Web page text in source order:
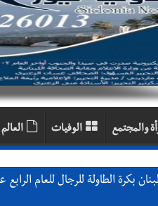
والمجتمع الوفيات
بكرة الطاولة للرجال للعام الرابع